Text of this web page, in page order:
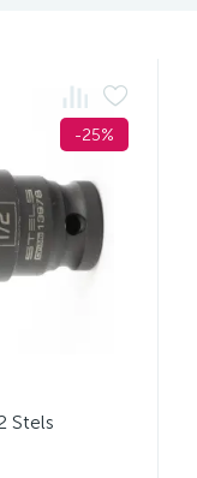
-25%
Stels